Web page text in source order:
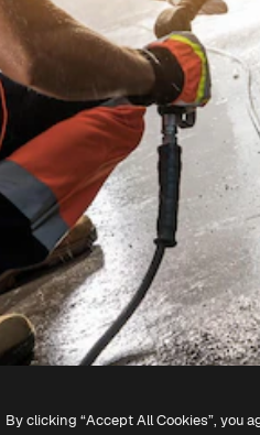
By clicking “Accept All Cookies”, you